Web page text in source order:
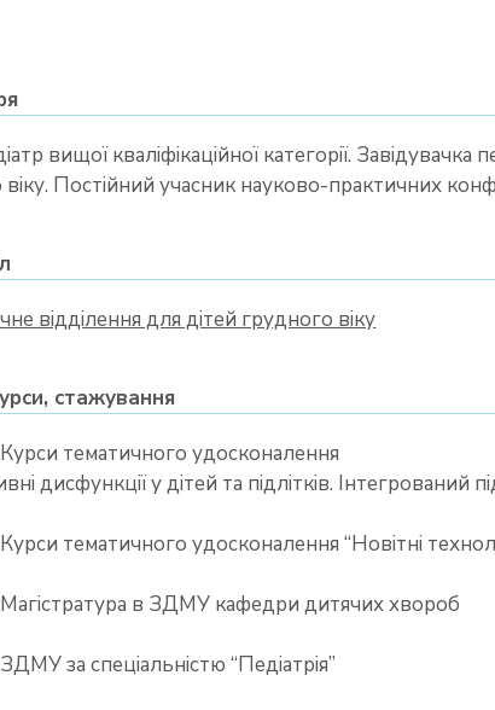
вищої кваліфікаційної категорії. Завідувачка
Постійний учасник науково-практичних
відділення для дітей грудного віку
стажування
тематичного удосконалення
дисфункції у дітей та підлітків. Інтегрований
тематичного удосконалення “Новітні
в ЗДМУ кафедри дитячих хвороб
за спеціальністю “Педіатрія”